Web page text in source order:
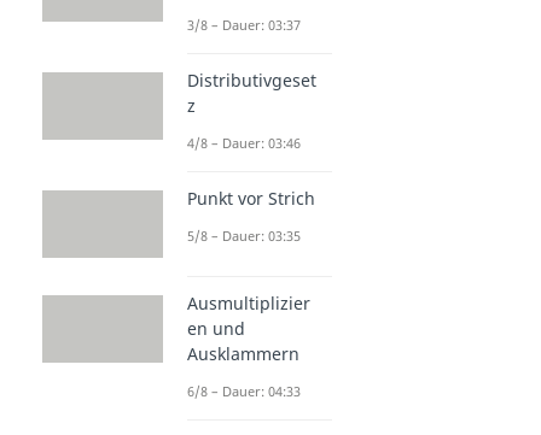
3/8 – Dauer: 03:37
Distributivgeset
z
4/8 – Dauer: 03:46
Punkt vor Strich
5/8 – Dauer: 03:35
Ausmultiplizier
en und
Ausklammern
6/8 – Dauer: 04:33